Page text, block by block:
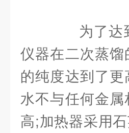
为了达到
仪器在二次蒸
的纯度达到了
水不与任何金
高;加热器采用